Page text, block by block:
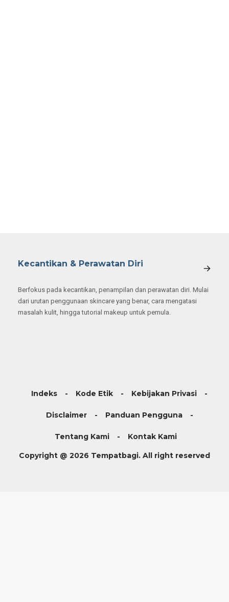
Kecantikan & Perawatan Diri
Berfokus pada kecantikan, penampilan dan perawatan diri. Mulai
dari urutan penggunaan skincare yang benar, cara mengatasi
masalah kulit, hingga tutorial makeup untuk pemula.
Indeks Kode Etik Kebijakan Privasi
Disclaimer Panduan Pengguna
Tentang Kami Kontak Kami
Copyright @ 2026 Tempatbagi. All right reserved